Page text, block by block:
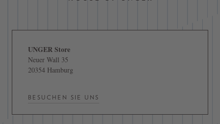
UNGER Store
Neuer Wall 35
20354 Hamburg
BESUCHEN SIE UNS